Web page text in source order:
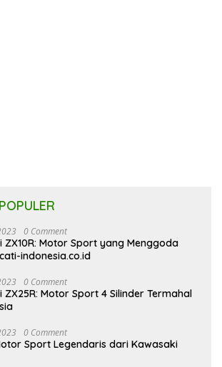
0 Comment
ZX10R: Motor Sport yang Menggoda
indonesia.co.id
0 Comment
ZX25R: Motor Sport 4 Silinder Termahal
0 Comment
Sport Legendaris dari Kawasaki